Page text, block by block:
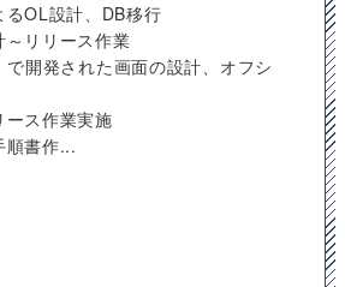
るOL設計、DB移行
～リリース作業
で開発された画面の設計、オフシ
ース作業実施
順書作...